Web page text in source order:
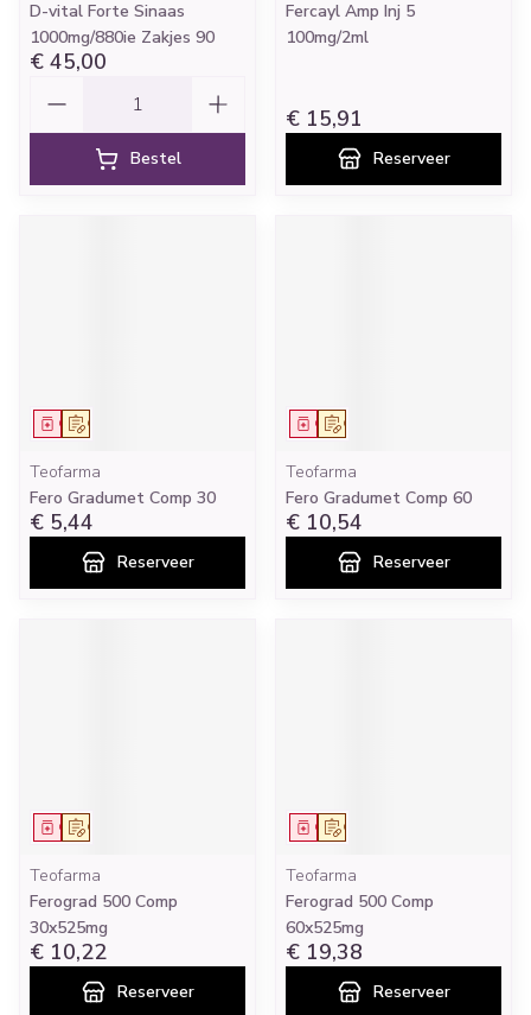
D-vital Forte Sinaas
1000mg/880ie Zakjes 90
€ 45,00
Bestel
Fercayl Amp Inj 5
100mg/2ml
€ 15,91
Reserveer
Op voorschrift
Geneesmiddel
Teofarma
Fero Gradumet Comp 30
€ 5,44
Reserveer
Op voorschrift
Geneesmiddel
Teofarma
Fero Gradumet Comp 60
€ 10,54
Reserveer
Op voorschrift
Geneesmiddel
Teofarma
Ferograd 500 Comp
30x525mg
€ 10,22
Reserveer
Op voorschrift
Geneesmiddel
Teofarma
Ferograd 500 Comp
60x525mg
€ 19,38
Reserveer